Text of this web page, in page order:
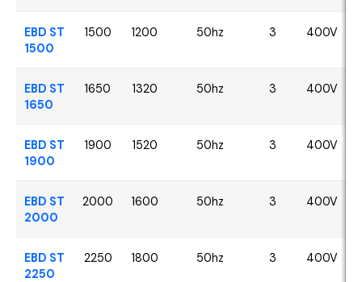
EBD ST
1500
1500 1200 50hz 3 400V
EBD ST
1650
1650 1320 50hz 3 400V
EBD ST
1900
1900 1520 50hz 3 400V
EBD ST
2000
2000 1600 50hz 3 400V
EBD ST
2250
2250 1800 50hz 3 400V